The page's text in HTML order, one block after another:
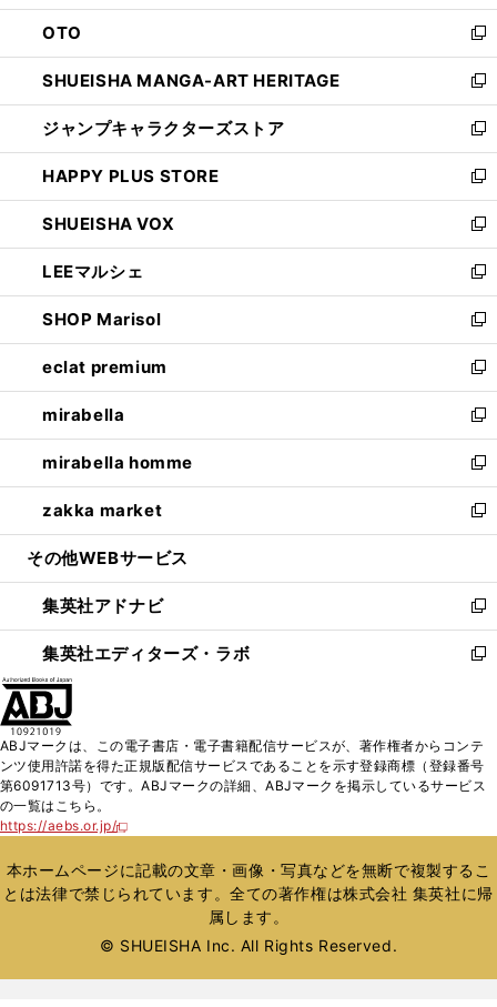
ウ
で
開
く
ン
ド
ウ
で
開
く
OTO
新
し
い
ウ
ィ
ン
ド
ウ
で
開
く
SHUEISHA MANGA-ART HERITAGE
新
し
い
ウ
ィ
ン
ド
ウ
で
開
く
ジャンプキャラクターズストア
新
し
い
ウ
ィ
ン
ド
ウ
で
開
く
HAPPY PLUS STORE
新
し
い
ウ
ィ
ン
ド
ウ
で
開
く
SHUEISHA VOX
新
し
い
ウ
ィ
ン
ド
ウ
で
開
く
LEEマルシェ
新
し
い
ウ
ィ
ン
ド
ウ
で
開
く
SHOP Marisol
新
し
い
ウ
ィ
ン
ド
ウ
で
開
eclat premium
新
し
い
ウ
ィ
ン
ド
ウ
開
く
mirabella
新
し
い
ウ
ィ
ン
ウ
で
開
く
mirabella homme
新
し
い
ウ
ン
ド
ウ
で
zakka market
新
し
ウ
ィ
ン
ド
く
その他WEBサービス
集英社アドナビ
新
し
い
ド
ウ
で
集英社エディターズ・ラボ
新
ィ
ン
ド
開
く
ABJマークは、この電子書店・電子書籍配信サービスが、著作権者からコンテ
ンツ使用許諾を得た正規版配信サービスであることを示す登録商標（登録番号
第6091713号）です。ABJマークの詳細、ABJマークを掲示しているサービス
の一覧はこちら。
https://aebs.or.jp/
新
い
ウ
ィ
ウ
本ホームページに記載の文章・画像・写真などを無断で複製するこ
とは法律で禁じられています。全ての著作権は株式会社 集英社に帰
属します。
© SHUEISHA Inc. All Rights Reserved.